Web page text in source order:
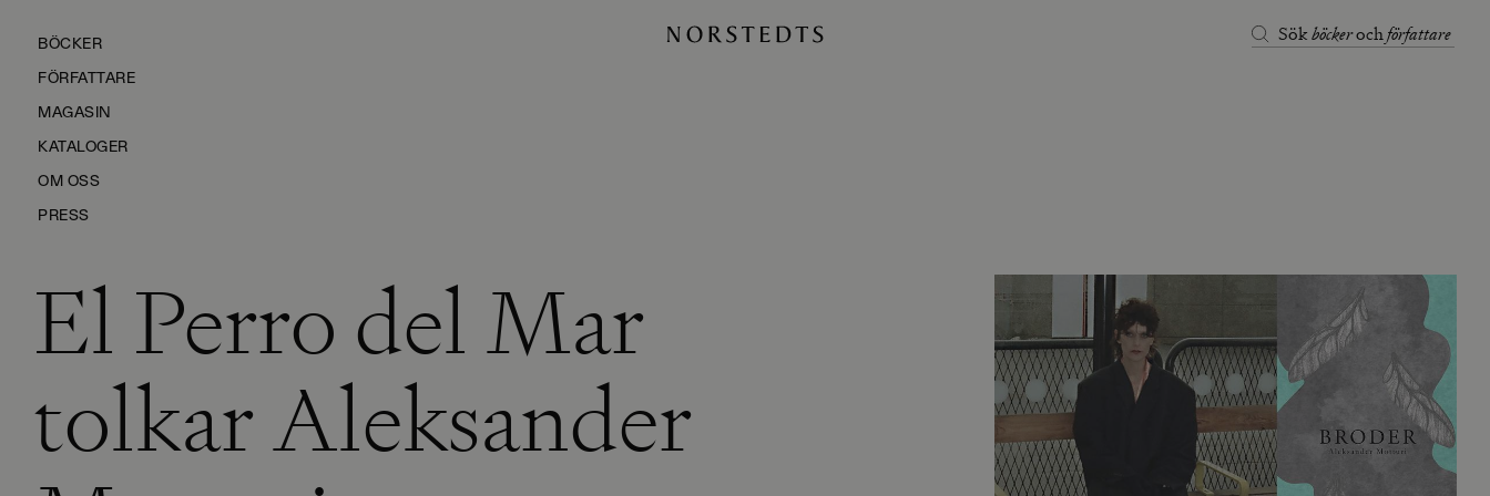
Sökböckerochförfattare
BÖCKER
FÖRFATTARE
MAGASIN
KATALOGER
OM OSS
PRESS
KONTAKTA OSS
HÅLLBARHET
El Perro del Mar
tolkar Aleksander